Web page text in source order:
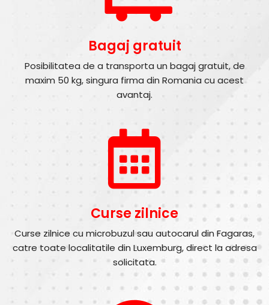
Bagaj gratuit
Posibilitatea de a transporta un bagaj gratuit, de
maxim 50 kg, singura firma din Romania cu acest
avantaj.
Curse zilnice
Curse zilnice cu microbuzul sau autocarul din Fagaras,
catre toate localitatile din Luxemburg, direct la adresa
solicitata.